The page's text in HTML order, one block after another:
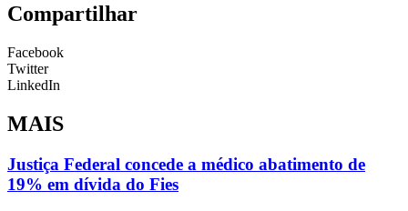
Compartilhar
Facebook
Twitter
LinkedIn
MAIS
Justiça Federal concede a médico abatimento de
19% em dívida do Fies